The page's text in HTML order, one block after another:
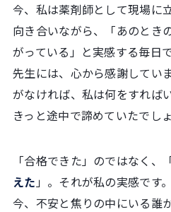
今、私は薬剤師として現場に
向き合いながら、「あのとき
がっている」と実感する毎日
先生には、心から感謝してい
がなければ、私は何をすれば
きっと途中で諦めていたでしょ
「合格できた」のではなく、
えた 」。それが私の実感です。
今、不安と焦りの中にいる誰